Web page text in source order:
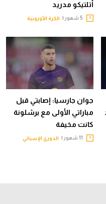
أتلتيكو مدريد
الكرة الأوروبية
جوان جارسيا: إصابتي قبل
مباراتي الأولى مع برشلونة
كانت مخيفة
الدوري الإسباني